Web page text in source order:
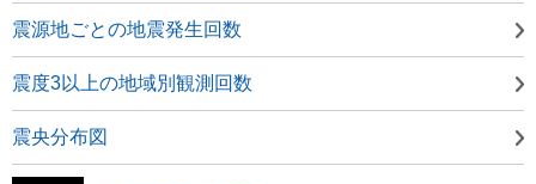
震源地ごとの地震発生回数
震度3以上の地域別観測回数
震央分布図